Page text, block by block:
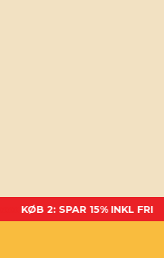
2: SPAR 15% INKL FRI FRAGT